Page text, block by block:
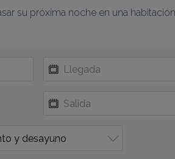
su próxima noche en una